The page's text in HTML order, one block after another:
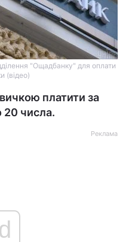
"Ощадбанку" для оплати
(відео)
платити за
20 числа.
Реклама